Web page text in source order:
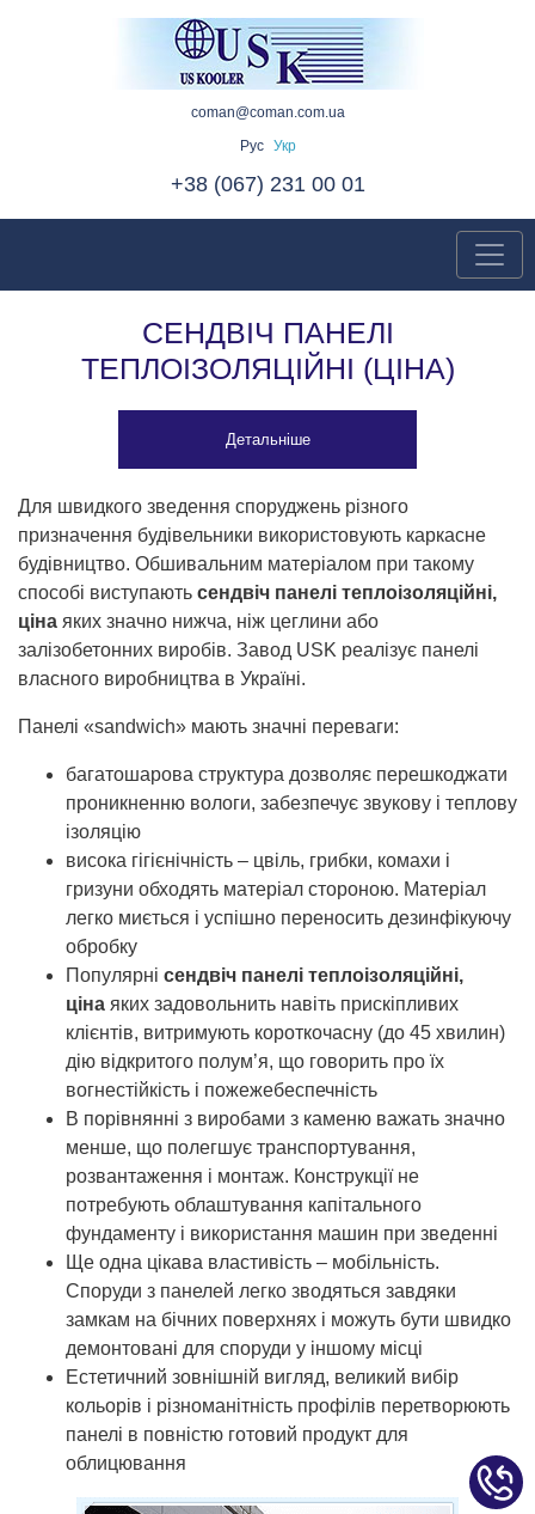
coman@coman.com.ua
Рус
Укр
+38 (067) 231 00 01
СЕНДВІЧ ПАНЕЛІ
ТЕПЛОІЗОЛЯЦІЙНІ (ЦІНА)
Детальніше
Для швидкого зведення споруджень різного
призначення будівельники використовують каркасне
будівництво. Обшивальним матеріалом при такому
способі виступають сендвіч панелі теплоізоляційні,
ціна яких значно нижча, ніж цеглини або
залізобетонних виробів. Завод USK реалізує панелі
власного виробництва в Україні.
Панелі «sandwich» мають значні переваги:
багатошарова структура дозволяє перешкоджати
проникненню вологи, забезпечує звукову і теплову
ізоляцію
висока гігієнічність – цвіль, грибки, комахи і
гризуни обходять матеріал стороною. Матеріал
легко миється і успішно переносить дезинфікуючу
обробку
Популярні сендвіч панелі теплоізоляційні,
ціна яких задовольнить навіть прискіпливих
клієнтів, витримують короткочасну (до 45 хвилин)
дію відкритого полум’я, що говорить про їх
вогнестійкість і пожежебеспечність
В порівнянні з виробами з каменю важать значно
менше, що полегшує транспортування,
розвантаження і монтаж. Конструкції не
потребують облаштування капітального
фундаменту і використання машин при зведенні
Ще одна цікава властивість – мобільність.
Споруди з панелей легко зводяться завдяки
замкам на бічних поверхнях і можуть бути швидко
демонтовані для споруди у іншому місці
Естетичний зовнішній вигляд, великий вибір
кольорів і різноманітність профілів перетворюють
панелі в повністю готовий продукт для
облицювання